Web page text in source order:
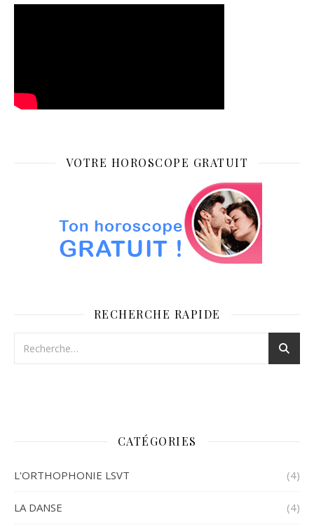
VOTRE HOROSCOPE GRATUIT
RECHERCHE RAPIDE
CATÉGORIES
L'ORTHOPHONIE LSVT (4)
LA DANSE (4)